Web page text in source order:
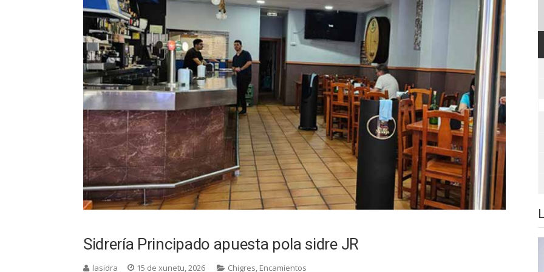
Sidrería Principado apuesta pola sidre JR
lasidra 15 de xunetu, 2026 Chigres, Encamientos